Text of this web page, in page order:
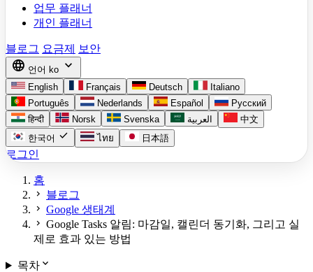
업무 플래너
개인 플래너
블로그 요금제 보안
language 언어 ko expand_more
English Français Deutsch
Italiano
Português
Nederlands Español
Русский
हिन्दी
Norsk Svenska العربية
中文
한국어 check ไทย 日本語
로그인
홈
chevron_right 블로그
chevron_right Google 생태계
chevron_right Google Tasks 알림: 마감일, 캘린더 동기화, 그리고 실
제로 효과 있는 방법
목차expand_more